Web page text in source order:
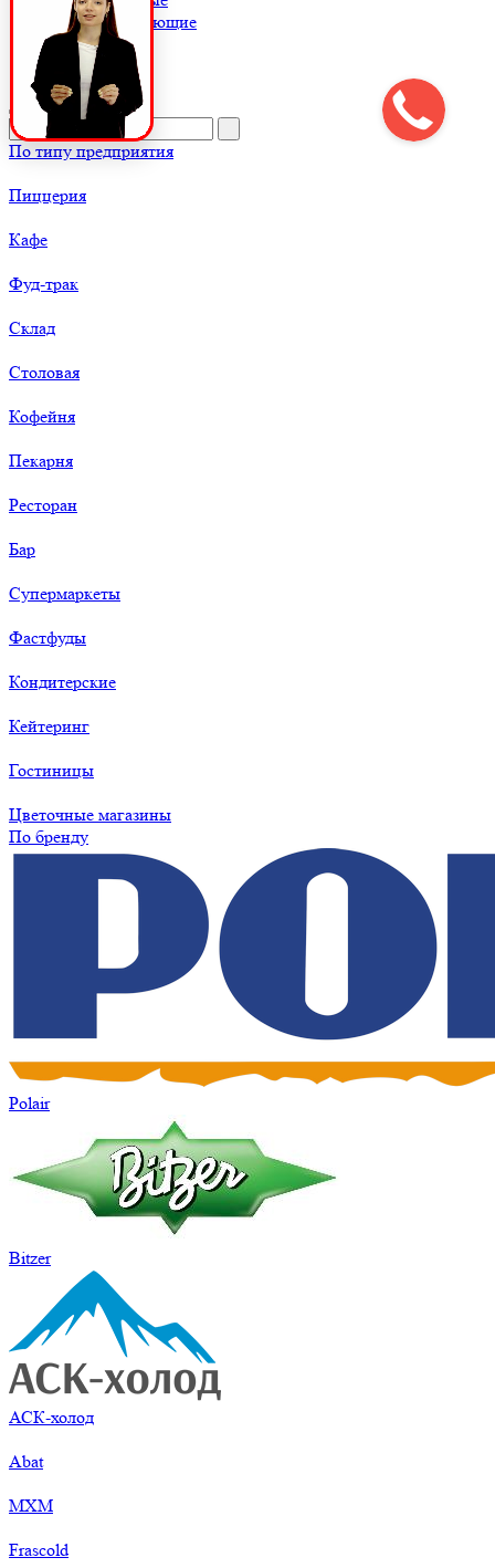
ККомплектующие
По типу предприятия
Пиццерия
Кафе
Фуд-трак
Склад
Столовая
Кофейня
Пекарня
Ресторан
Бар
Супермаркеты
Фастфуды
Кондитерские
Кейтеринг
Гостиницы
Цветочные магазины
По бренду
Polair
Bitzer
АСК-холод
Abat
МХМ
Frascold